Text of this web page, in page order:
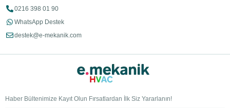
0216 398 01 90
WhatsApp Destek
destek@e-mekanik.com
Haber Bültenimize Kayıt Olun Fırsatlardan İlk Siz Yararlanın!